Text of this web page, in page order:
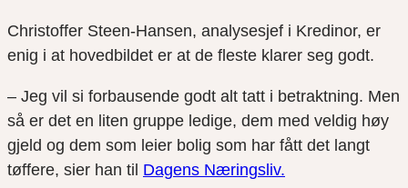
Christoffer Steen-Hansen, analysesjef i Kredinor, er
enig i at hovedbildet er at de fleste klarer seg godt.
– Jeg vil si forbausende godt alt tatt i betraktning. Men
så er det en liten gruppe ledige, dem med veldig høy
gjeld og dem som leier bolig som har fått det langt
tøffere, sier han til Dagens Næringsliv.